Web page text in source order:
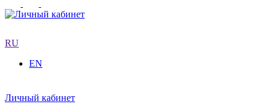
RU
EN
Личный кабинет